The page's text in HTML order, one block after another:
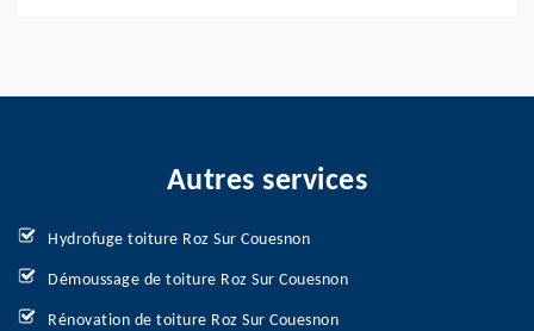
Autres services
Hydrofuge toiture Roz Sur Couesnon
Démoussage de toiture Roz Sur Couesnon
Rénovation de toiture Roz Sur Couesnon